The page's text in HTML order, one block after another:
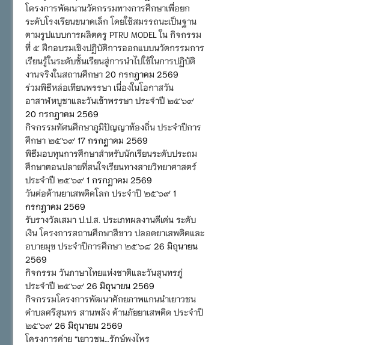
โครงการพัฒนานวัตกรรมทางการศึกษาเพื่อยก
ระดับโรงเรียนขนาดเล็ก โดยใช้สมรรถนะเป็นฐาน
ตามรูปแบบการผลิตครู PTRU MODEL ใน กิจกรรม
ที่ ๕ ฝึกอบรมเชิงปฏิบัติการออกแบบนวัตกรรมการ
เรียนรู้ในระดับชั้นเรียนสู่การนำไปใช้ในการปฏิบัติ
งานจริงในสถานศึกษา 20 กรกฎาคม 2569
ร่วมพิธีหล่อเทียนพรรษา เนื่องในโอกาสวัน
อาสาฬหบูชาและวันเข้าพรรษา ประจำปี ๒๕๖๙
20 กรกฎาคม 2569
กิจกรรมทัศนศึกษาภูมิปัญญาท้องถิ่น ประจำปีการ
ศึกษา ๒๕๖๙ 17 กรกฎาคม 2569
พิธีมอบทุนการศึกษาสำหรับนักเรียนระดับประถม
ศึกษาตอนปลายที่สนใจเรียนทางสายวิทยาศาสตร์
ประจำปี ๒๕๖๙ 1 กรกฎาคม 2569
วันต่อต้านยาเสพติดโลก ประจำปี ๒๕๖๙ 1
กรกฎาคม 2569
รับรางวัลเสมา ป.ป.ส. ประเภทผลงานดีเด่น ระดับ
เงิน โครงการสถานศึกษาสีขาว ปลอดยาเสพติดและ
อบายมุข ประจำปีการศึกษา ๒๕๖๘ 26 มิถุนายน
2569
กิจกรรม วันภาษาไทยแห่งชาติและวันสุนทรภู่
ประจำปี ๒๕๖๙ 26 มิถุนายน 2569
กิจกรรมโครงการพัฒนาศักยภาพแกนนำเยาวชน
ตำบลศรีสุนทร สานพลัง ต้านภัยยาเสพติด ประจำปี
๒๕๖๙ 26 มิถุนายน 2569
โครงการค่าย “เยาวชน…รักษ์พงไพร